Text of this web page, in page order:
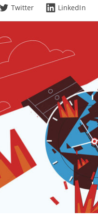
Twitter LinkedIn